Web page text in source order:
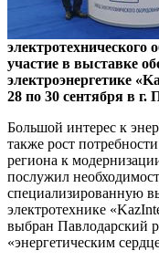
участие в выставке
электроэнергетике
28 по 30 сентября в г.
Большой интерес к
также рост
региона к
послужил
специализированную
электротехнике
выбран Павлодарский
«энергетическим